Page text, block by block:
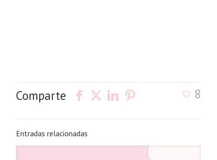
Comparte 8
Entradas relacionadas